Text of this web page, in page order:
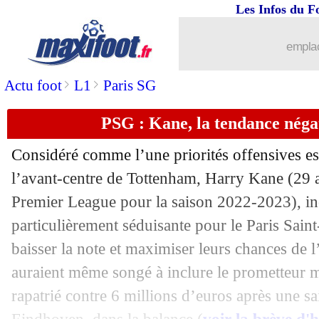
Actu foot> L1 > Paris SG
Les Infos du
PSG : Kane, la tendance
Considéré comme l’une priorités offensives
l’avant-centre de Tottenham, Harry Kane (29
Premier League pour la saison 2022-2023),
particulièrement séduisante pour le Paris
baisser la note et maximiser leurs chances de
auraient même songé à inclure le
rapatrié contre 6 millions d’euros après une
Lyon: les sanctions de la DNCG
18/07 Real: Rodrygo espère une arrivée de
18/07 PSG: mauvaise nouvelle pour Nuno
18/07 Barça: Laporta drague encore
18/07 Bayern : Freund va être nommé
18/07 Braga: Fonte jusqu'en 2024 (officiel)
18/07 Man Utd : accord trouvé avec